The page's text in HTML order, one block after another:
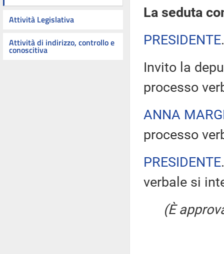
Attività Legislativa
Attività di indirizzo, controllo e
conoscitiva
La seduta
PRESIDENTE
Invito la
processo
ANNA
processo
PRESIDENTE
verbale si
(È